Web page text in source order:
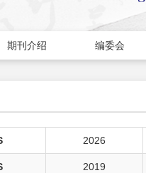
期刊介绍 编委会
2026
2019